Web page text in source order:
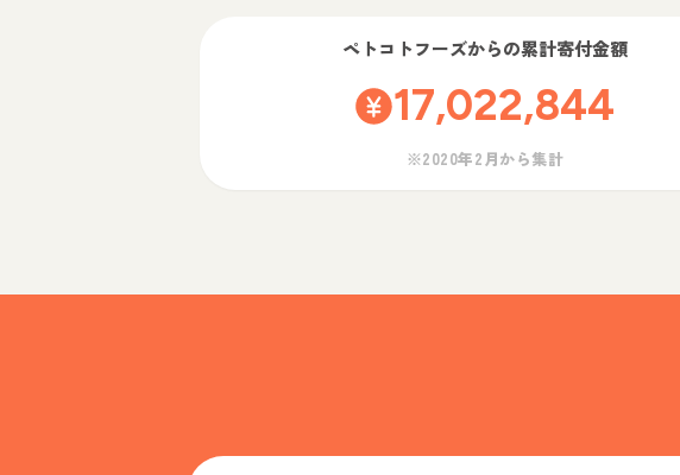
ペトコトフーズからの累計寄付金額
17,022,844
※2020年2月から集計